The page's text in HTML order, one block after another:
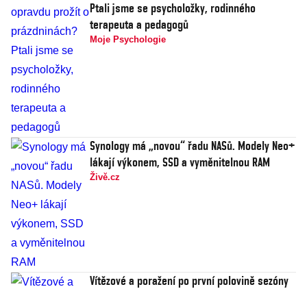
Ptali jsme se psycholožky, rodinného
terapeuta a pedagogů
Moje Psychologie
Synology má „novou“ řadu NASů. Modely Neo+
lákají výkonem, SSD a vyměnitelnou RAM
Živě.cz
Vítězové a poražení po první polovině sezóny